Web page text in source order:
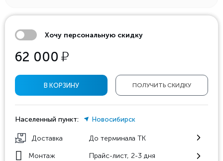
Хочу персональную скидку
62 000 у
ПОЛУЧИТЬ СКИДКУ
В КОРЗИНУ
Населенный пункт: Новосибирск
Доставка До терминала ТК
Монтаж Прайс-лист, 2-3 дня